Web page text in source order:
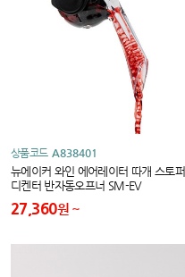
상품코드 A838401
뉴에이커 와인 에어레이터 따개 스토퍼
디켄터 반자동오프너 SM-EV
27,360원